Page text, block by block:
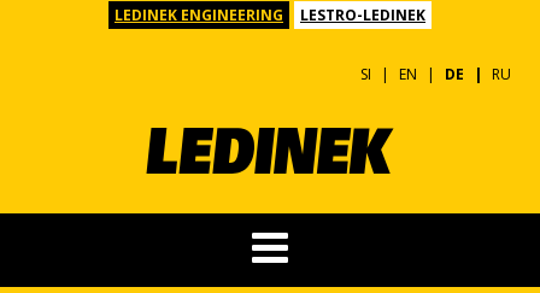
LEDINEK ENGINEERING LESTRO-LEDINEK
SI EN DE RU